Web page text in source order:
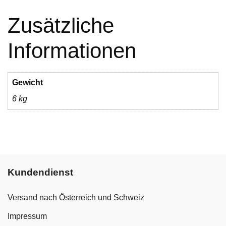
Zusätzliche
Informationen
Gewicht
6 kg
Kundendienst
Versand nach Österreich und Schweiz
Impressum